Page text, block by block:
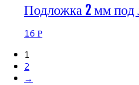
Подложка 2 мм
16 Р
1
2
→